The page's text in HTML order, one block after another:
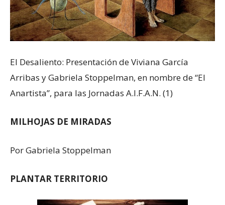
El Desaliento: Presentación de Viviana García
Arribas y Gabriela Stoppelman, en nombre de “El
Anartista”, para las Jornadas A.I.F.A.N. (1)
MILHOJAS DE MIRADAS
Por Gabriela Stoppelman
PLANTAR TERRITORIO